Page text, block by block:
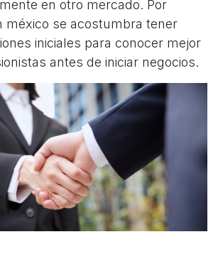
en otro mercado. Por
méxico se acostumbra tener
iniciales para conocer mejor
antes de iniciar negocios.